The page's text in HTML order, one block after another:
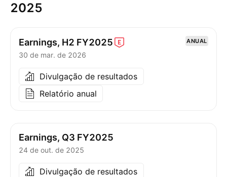
2025
Earnings, H2 FY2025 ANUAL
30 de mar. de 2026
Divulgação de resultados
Relatório anual
Earnings, Q3 FY2025
24 de out. de 2025
Divulgação de resultados